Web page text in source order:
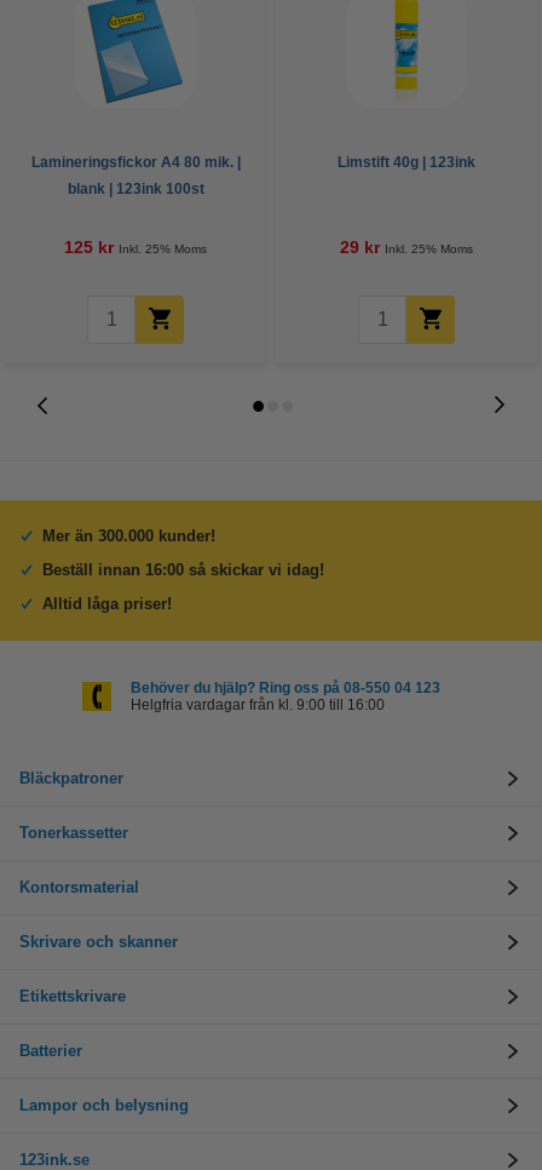
Lamineringsfickor A4 80 mik. |
blank | 123ink 100st
125 kr Inkl. 25% Moms
Limstift 40g | 123ink
29 kr Inkl. 25% Moms
Mer än 300.000 kunder!
Beställ innan 16:00 så skickar vi idag!
Alltid låga priser!
Behöver du hjälp? Ring oss på 08-550 04 123
Helgfria vardagar från kl. 9:00 till 16:00
Bläckpatroner
Tonerkassetter
Kontorsmaterial
Skrivare och skanner
Etikettskrivare
Batterier
Lampor och belysning
123ink.se